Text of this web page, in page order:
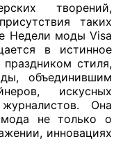
творений,
таких
Недели моды Visa
в истинное
стиля,
объединившим
искусных
Она
не только о
инновациях